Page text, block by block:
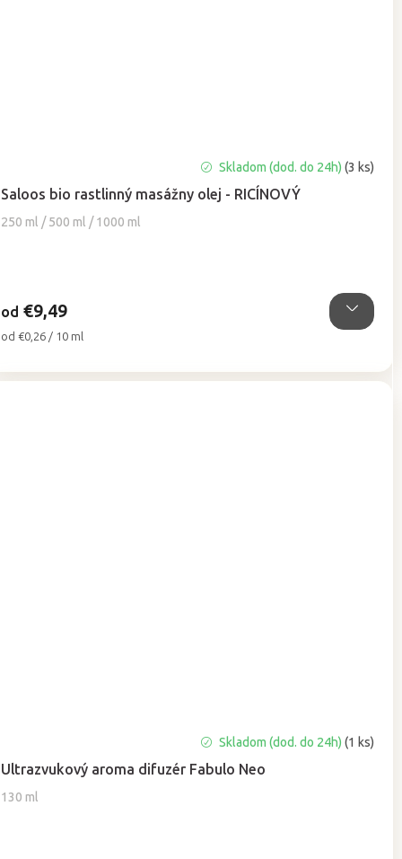
Saloos bio rastlinný masážny olej - RICÍNOVÝ
250 ml / 500 ml / 1000 ml
hodnotenie
produktu
je
Skladom (dod. do 24h)(3 ks)
od €9,49
Jednotková
od €0,26 / 10 ml
Ultrazvukový aroma difuzér Fabulo Neo
130 ml
hodnotenie
produktu
je
Skladom (dod. do 24h)(1 ks)